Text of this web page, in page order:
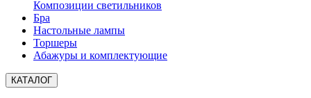
Композиции светильников
Бра
Настольные лампы
Торшеры
Абажуры и комплектующие
КАТАЛОГ